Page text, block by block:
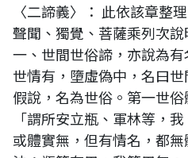
〈二諦義〉： 此依該章整
聲聞、獨覺、菩薩乘列次說
一、世間世俗諦，亦說為
世情有，墮虛偽中，名曰
假說，名為世俗。第一世
「謂所安立瓶、軍林等，
或體實無，但有情名，都